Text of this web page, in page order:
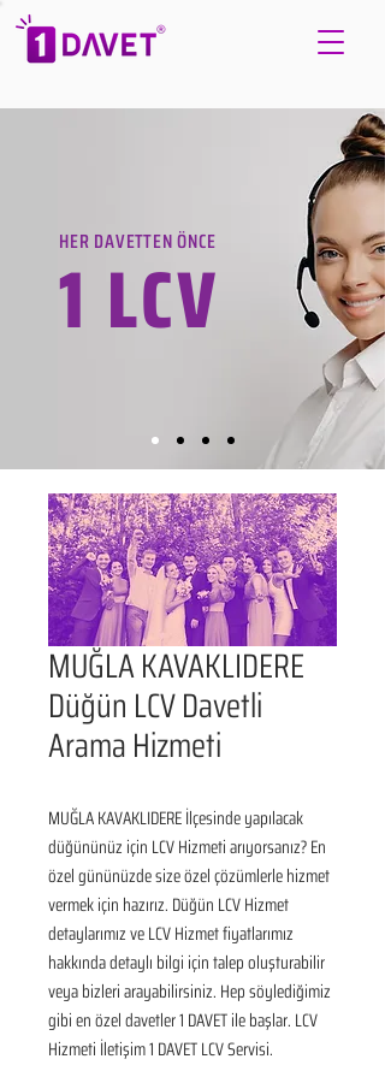
HER DAVETTEN ÖNCE
1 LCV
MUĞLA KAVAKLIDERE
Düğün LCV Davetli
Arama Hizmeti
MUĞLA KAVAKLIDERE İlçesinde yapılacak
düğününüz için LCV Hizmeti arıyorsanız? En
özel gününüzde size özel çözümlerle hizmet
vermek için hazırız. Düğün LCV Hizmet
detaylarımız ve LCV Hizmet fiyatlarımız
hakkında detaylı bilgi için talep oluşturabilir
veya bizleri arayabilirsiniz. Hep söylediğimiz
gibi en özel davetler 1 DAVET ile başlar. LCV
Hizmeti İletişim 1 DAVET LCV Servisi.